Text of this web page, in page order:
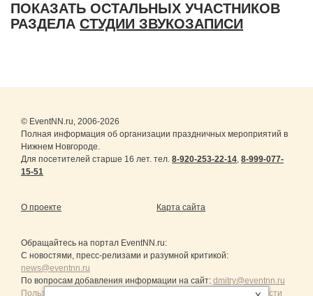
ПОКАЗАТЬ ОСТАЛЬНЫХ УЧАСТНИКОВ
РАЗДЕЛА СТУДИИ ЗВУКОЗАПИСИ
© EventNN.ru, 2006-2026
Полная информация об организации праздничных мероприятий в
Нижнем Новгороде.
Для посетителей старше 16 лет. тел. 8-920-253-22-14, 8-999-077-
15-51
О проекте Карта сайта
Обращайтесь на портал EventNN.ru:
С новостями, пресс-релизами и разумной критикой:
news@eventnn.ru
По вопросам добавления информации на сайт: dmitry@eventnn.ru
Пользовательское Соглашение и политика конфиденциальности